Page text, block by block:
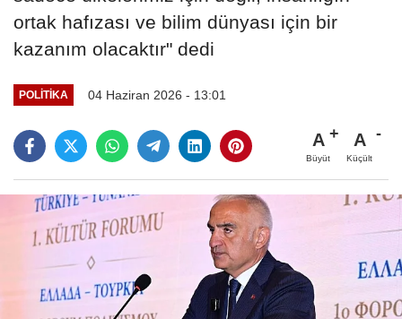
ortak hafızası ve bilim dünyası için bir
kazanım olacaktır" dedi
POLITIKA 04 Haziran 2026 - 13:01
A
Büyüt
A
Küçült